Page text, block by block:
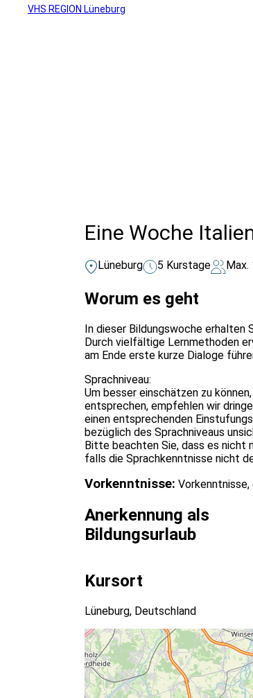
VHS REGION Lüneburg
Eine Woche
Lüneburg 5 Kurstage Max.
Worum es geht
In dieser Bildungswoche erhalten
Durch vielfältige Lernmethoden
am Ende erste kurze Dialoge
Sprachniveau:
Um besser einschätzen zu
entsprechen, empfehlen wir
einen entsprechenden
bezüglich des Sprachniveaus
Bitte beachten Sie, dass es nicht
falls die Sprachkenntnisse nicht
Vorkenntnisse: Vorkenntnisse,
Anerkennung als
Bildungsurlaub
Kursort
Lüneburg, Deutschland